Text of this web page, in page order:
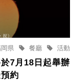
県 活動
餐廳
7月18日起舉辦
約